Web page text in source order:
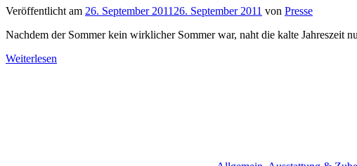
Veröffentlicht am 26. September 2011 26. September 2011 von Presse
Nachdem der Sommer kein wirklicher Sommer war, naht die kalte Jahreszeit
Weiterlesen